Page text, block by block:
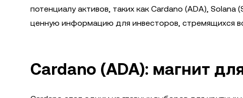
потенциалу активов, таких как Cardano (ADA),
ценную информацию для инвесторов, стремящихся
Cardano (ADA): магнит